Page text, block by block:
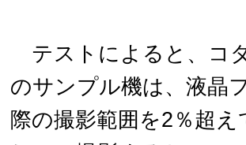
テストによると、コ
のサンプル機は、液晶
際の撮影範囲を2％超